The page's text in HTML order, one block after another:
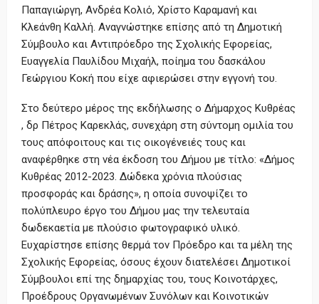
Παπαγιώργη, Ανδρέα Κολιό, Χρίστο Καραμανή και
Κλεάνθη Καλλή. Αναγνώστηκε επίσης από τη Δημοτική
Σύμβουλο και Αντιπρόεδρο της Σχολικής Εφορείας,
Ευαγγελία Παυλίδου Μιχαήλ, ποίημα του δασκάλου
Γεώργιου Κοκή που είχε αφιερώσει στην εγγονή του.
Στο δεύτερο μέρος της εκδήλωσης ο Δήμαρχος Κυθρέας
, δρ Πέτρος Καρεκλάς, συνεχάρη στη σύντομη ομιλία του
τους απόφοιτους και τις οικογένειές τους και
αναφέρθηκε στη νέα έκδοση του Δήμου με τίτλο: «Δήμος
Κυθρέας 2012-2023. Δώδεκα χρόνια πλούσιας
προσφοράς και δράσης», η οποία συνοψίζει το
πολύπλευρο έργο του Δήμου μας την τελευταία
δωδεκαετία με πλούσιο φωτογραφικό υλικό.
Ευχαρίστησε επίσης θερμά τον Πρόεδρο και τα μέλη της
Σχολικής Εφορείας, όσους έχουν διατελέσει Δημοτικοί
Σύμβουλοι επί της δημαρχίας του, τους Κοινοτάρχες,
Προέδρους Οργανωμένων Συνόλων και Κοινοτικών